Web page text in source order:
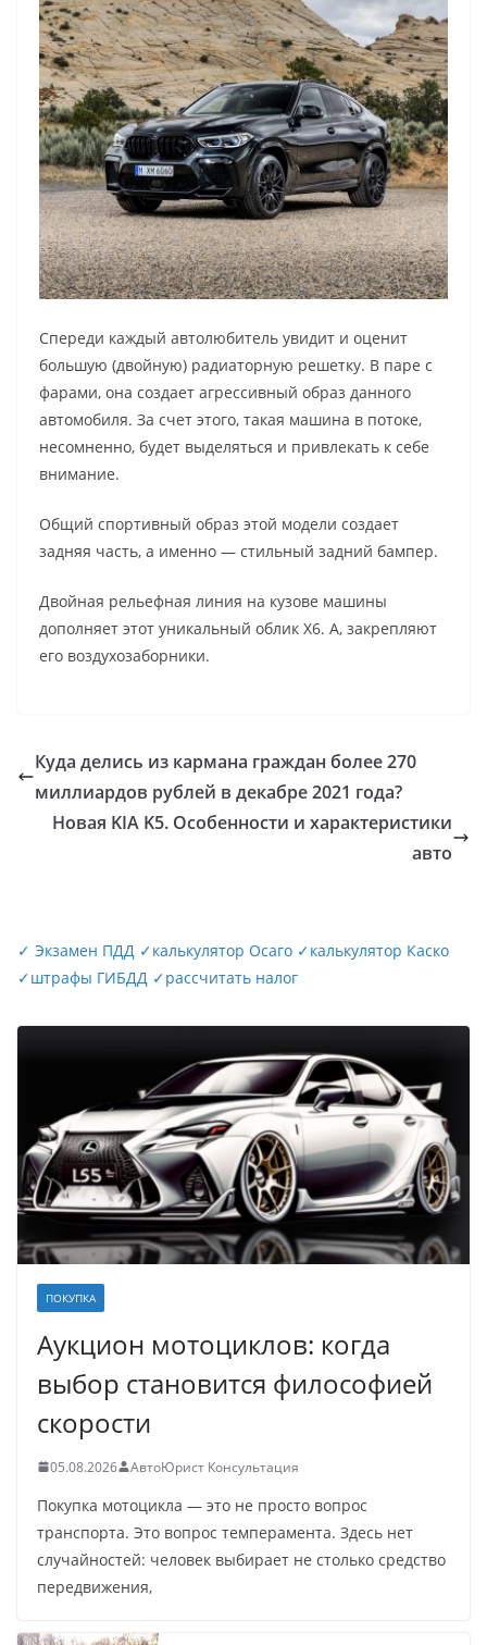
Спереди каждый автолюбитель увидит и оценит
большую (двойную) радиаторную решетку. В паре с
фарами, она создает агрессивный образ данного
автомобиля. За счет этого, такая машина в потоке,
несомненно, будет выделяться и привлекать к себе
внимание.
Общий спортивный образ этой модели создает
задняя часть, а именно — стильный задний бампер.
Двойная рельефная линия на кузове машины
дополняет этот уникальный облик Х6. А, закрепляют
его воздухозаборники.
Куда делись из кармана граждан более 270
миллиардов рублей в декабре 2021 года?
Новая KIA K5. Особенности и характеристики
авто
✓ Экзамен ПДД ✓калькулятор Осаго ✓калькулятор Каско
✓штрафы ГИБДД ✓рассчитать налог
ПОКУПКА
Аукцион мотоциклов: когда
выбор становится философией
скорости
05.08.2026 АвтоЮрист Консультация
Покупка мотоцикла — это не просто вопрос
транспорта. Это вопрос темперамента. Здесь нет
случайностей: человек выбирает не столько средство
передвижения,